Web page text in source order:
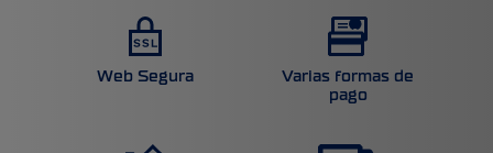
Web Segura
Varias formas de
pago